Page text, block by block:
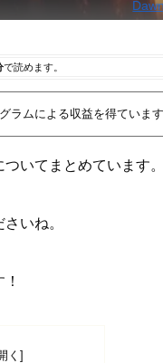
で読めます。
ムによる収益を得ていま
いてまとめています。
いね。